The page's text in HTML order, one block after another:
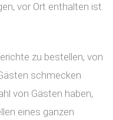
vor Ort enthalten ist.
zu bestellen, von
schmecken
von Gästen haben,
eines ganzen